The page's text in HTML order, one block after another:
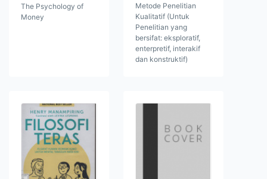
The Psychology of
Money
Metode Penelitian
Kualitatif (Untuk
Penelitian yang
bersifat: eksploratif,
enterpretif, interakif
dan konstruktif)